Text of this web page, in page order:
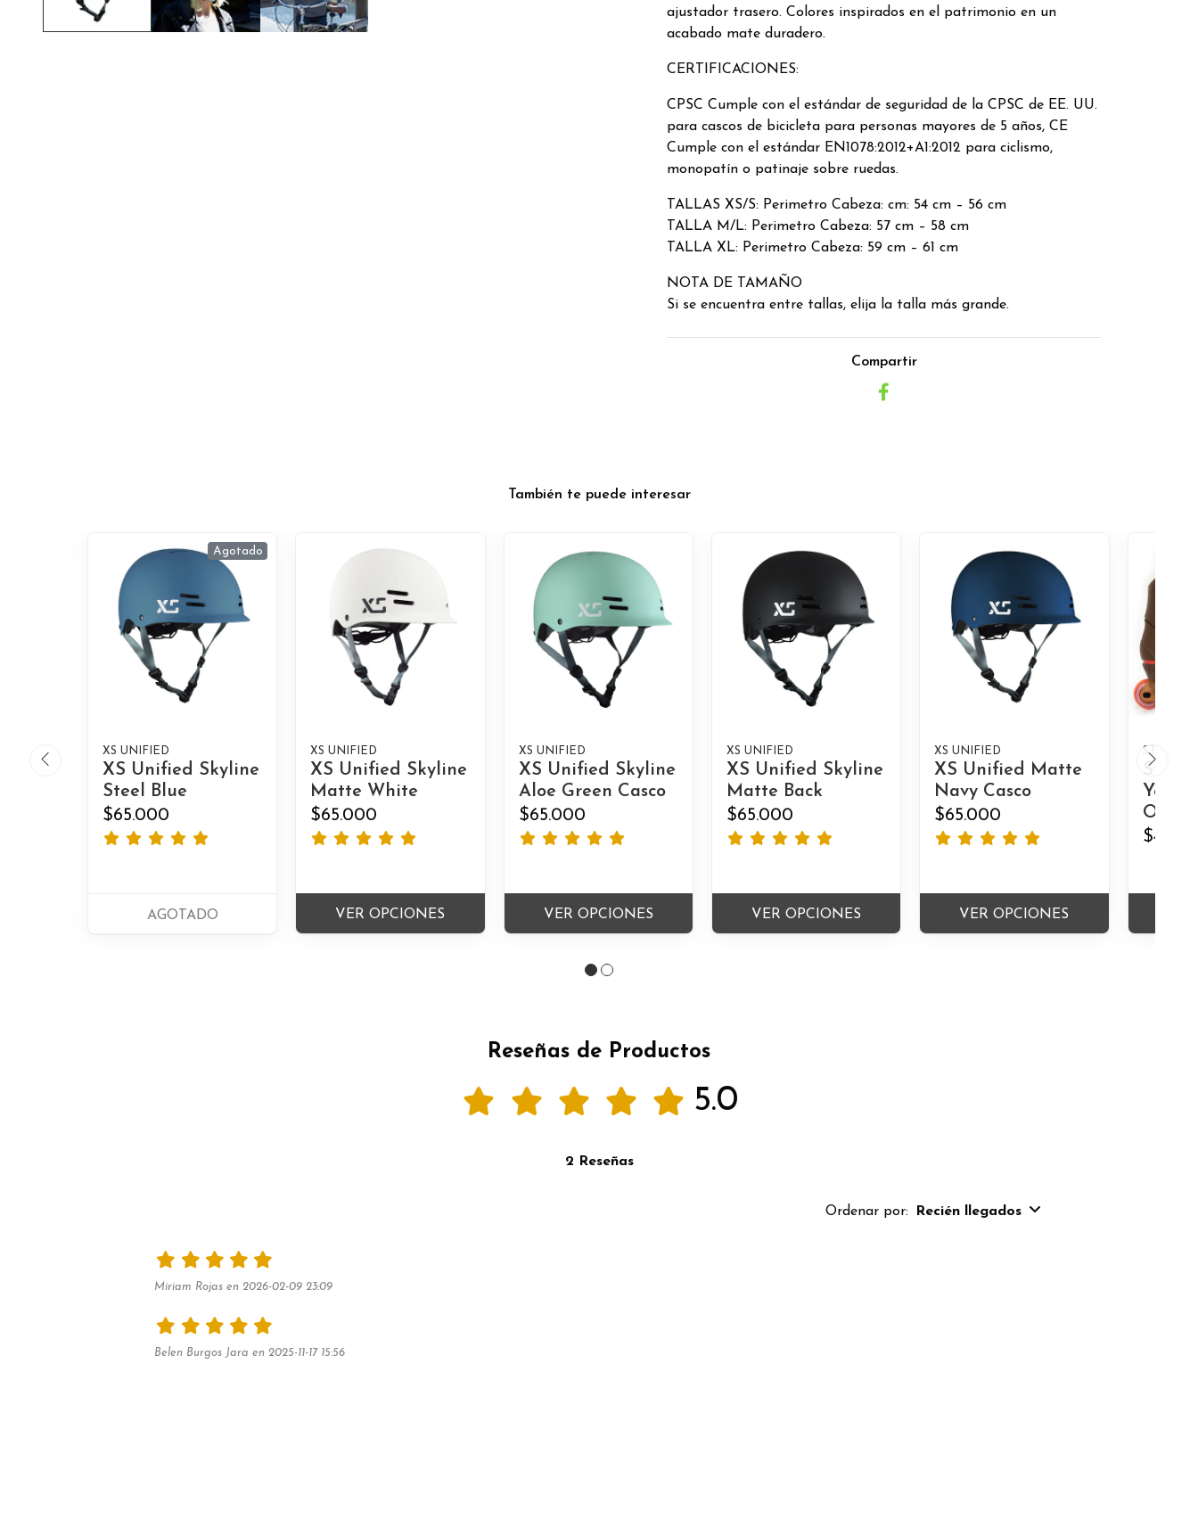
ajustador trasero. Colores inspirados en el patrimonio en un
acabado mate duradero.
CERTIFICACIONES:
CPSC Cumple con el estándar de seguridad de la CPSC de EE. UU.
para cascos de bicicleta para personas mayores de 5 años, CE
Cumple con el estándar EN1078:2012+A1:2012 para ciclismo,
monopatín o patinaje sobre ruedas.
TALLAS XS/S: Perimetro Cabeza: cm: 54 cm – 56 cm
TALLA M/L: Perimetro Cabeza: 57 cm – 58 cm
TALLA XL: Perimetro Cabeza: 59 cm – 61 cm
NOTA DE TAMAÑO
Si se encuentra entre tallas, elija la talla más grande.
Compartir
También te puede interesar
Agotado
XS UNIFIED
XS Unified Skyline
Steel Blue
$65.000
AGOTADO
XS UNIFIED
XS Unified Skyline
Matte White
$65.000
VER OPCIONES
XS UNIFIED
XS Unified Skyline
Aloe Green Casco
$65.000
VER OPCIONES
XS UNIFIED
XS Unified Skyline
Matte Back
$65.000
VER OPCIONES
XS UNIFIED
XS Unified Matte
Navy Casco
$65.000
VER OPCIONES
Om..
Reseñas de Productos
5.0
2 Reseñas
Ordenar por: Recién llegados
Miriam Rojas en 2026-02-09 23:09
Belen Burgos Jara en 2025-11-17 15:56